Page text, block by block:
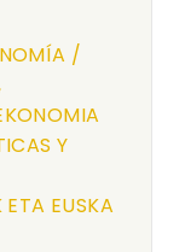
/
Y
EUSKA